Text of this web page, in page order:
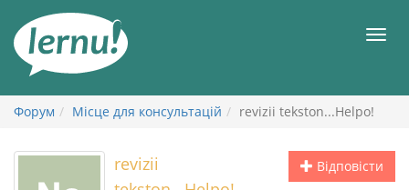
змісту
Форум Місце для консультацій revizii tekston...Helpo!
Відповісти
revizii